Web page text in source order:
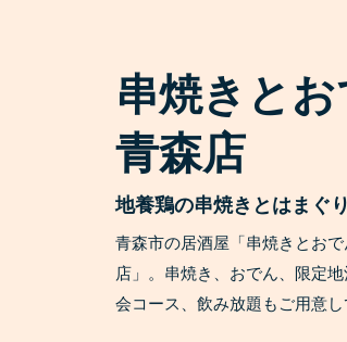
串焼きと
青森店
地養鶏の串焼きとはまぐ
青森市の居酒屋「串焼きとお
店」。串焼き、おでん、限定
会コース、飲み放題もご用意